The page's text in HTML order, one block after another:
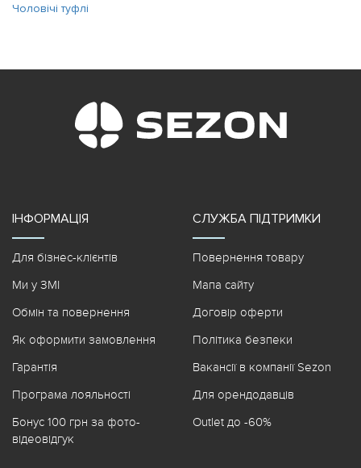
Чоловічі туфлі
ІНФОРМАЦІЯ
Для бізнес-клієнтів
Ми у ЗМІ
Обмін та повернення
Як оформити замовлення
Гарантія
Програма лояльності
Бонус 100 грн за фото-
відеовідгук
СЛУЖБА ПІДТРИМКИ
Повернення товару
Мапа сайту
Договір оферти
Політика безпеки
Вакансії в компанії Sezon
Для орендодавців
Outlet до -60%